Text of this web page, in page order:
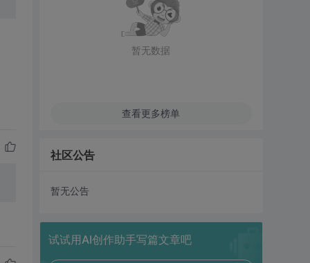
暂无数据
查看更多榜单
社区公告
暂无公告
试试用AI创作助手写篇文章吧